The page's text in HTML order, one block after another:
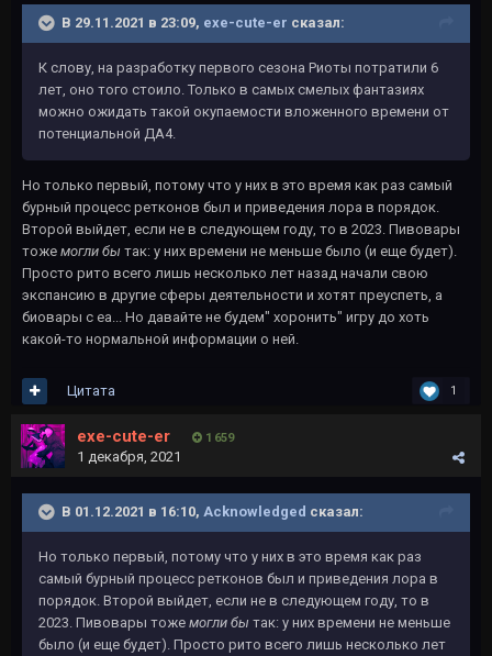
В 29.11.2021 в 23:09, exe-cute-er сказал:
К слову, на разработку первого сезона Риоты потратили 6
лет, оно того стоило. Только в самых смелых фантазиях
можно ожидать такой окупаемости вложенного времени от
потенциальной ДА4.
Но только первый, потому что у них в это время как раз самый
бурный процесс ретконов был и приведения лора в порядок.
Второй выйдет, если не в следующем году, то в 2023. Пивовары
тоже могли бы так: у них времени не меньше было (и еще будет).
Просто рито всего лишь несколько лет назад начали свою
экспансию в другие сферы деятельности и хотят преуспеть, а
биовары с еа... Но давайте не будем" хоронить" игру до хоть
какой-то нормальной информации о ней.
1
Цитата
exe-cute-er 1 659
1 декабря, 2021
В 01.12.2021 в 16:10, Acknowledged сказал:
Но только первый, потому что у них в это время как раз
самый бурный процесс ретконов был и приведения лора в
порядок. Второй выйдет, если не в следующем году, то в
2023. Пивовары тоже могли бы так: у них времени не меньше
было (и еще будет). Просто рито всего лишь несколько лет